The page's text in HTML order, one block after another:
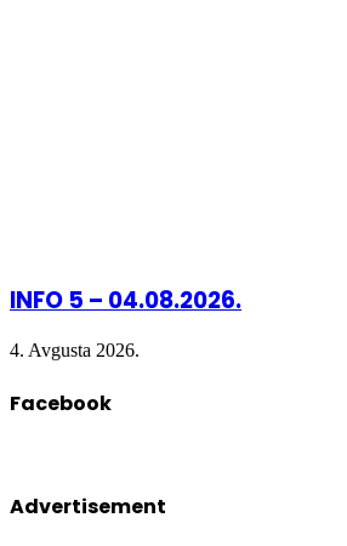
INFO 5 – 04.08.2026.
4. Avgusta 2026.
Facebook
Advertisement